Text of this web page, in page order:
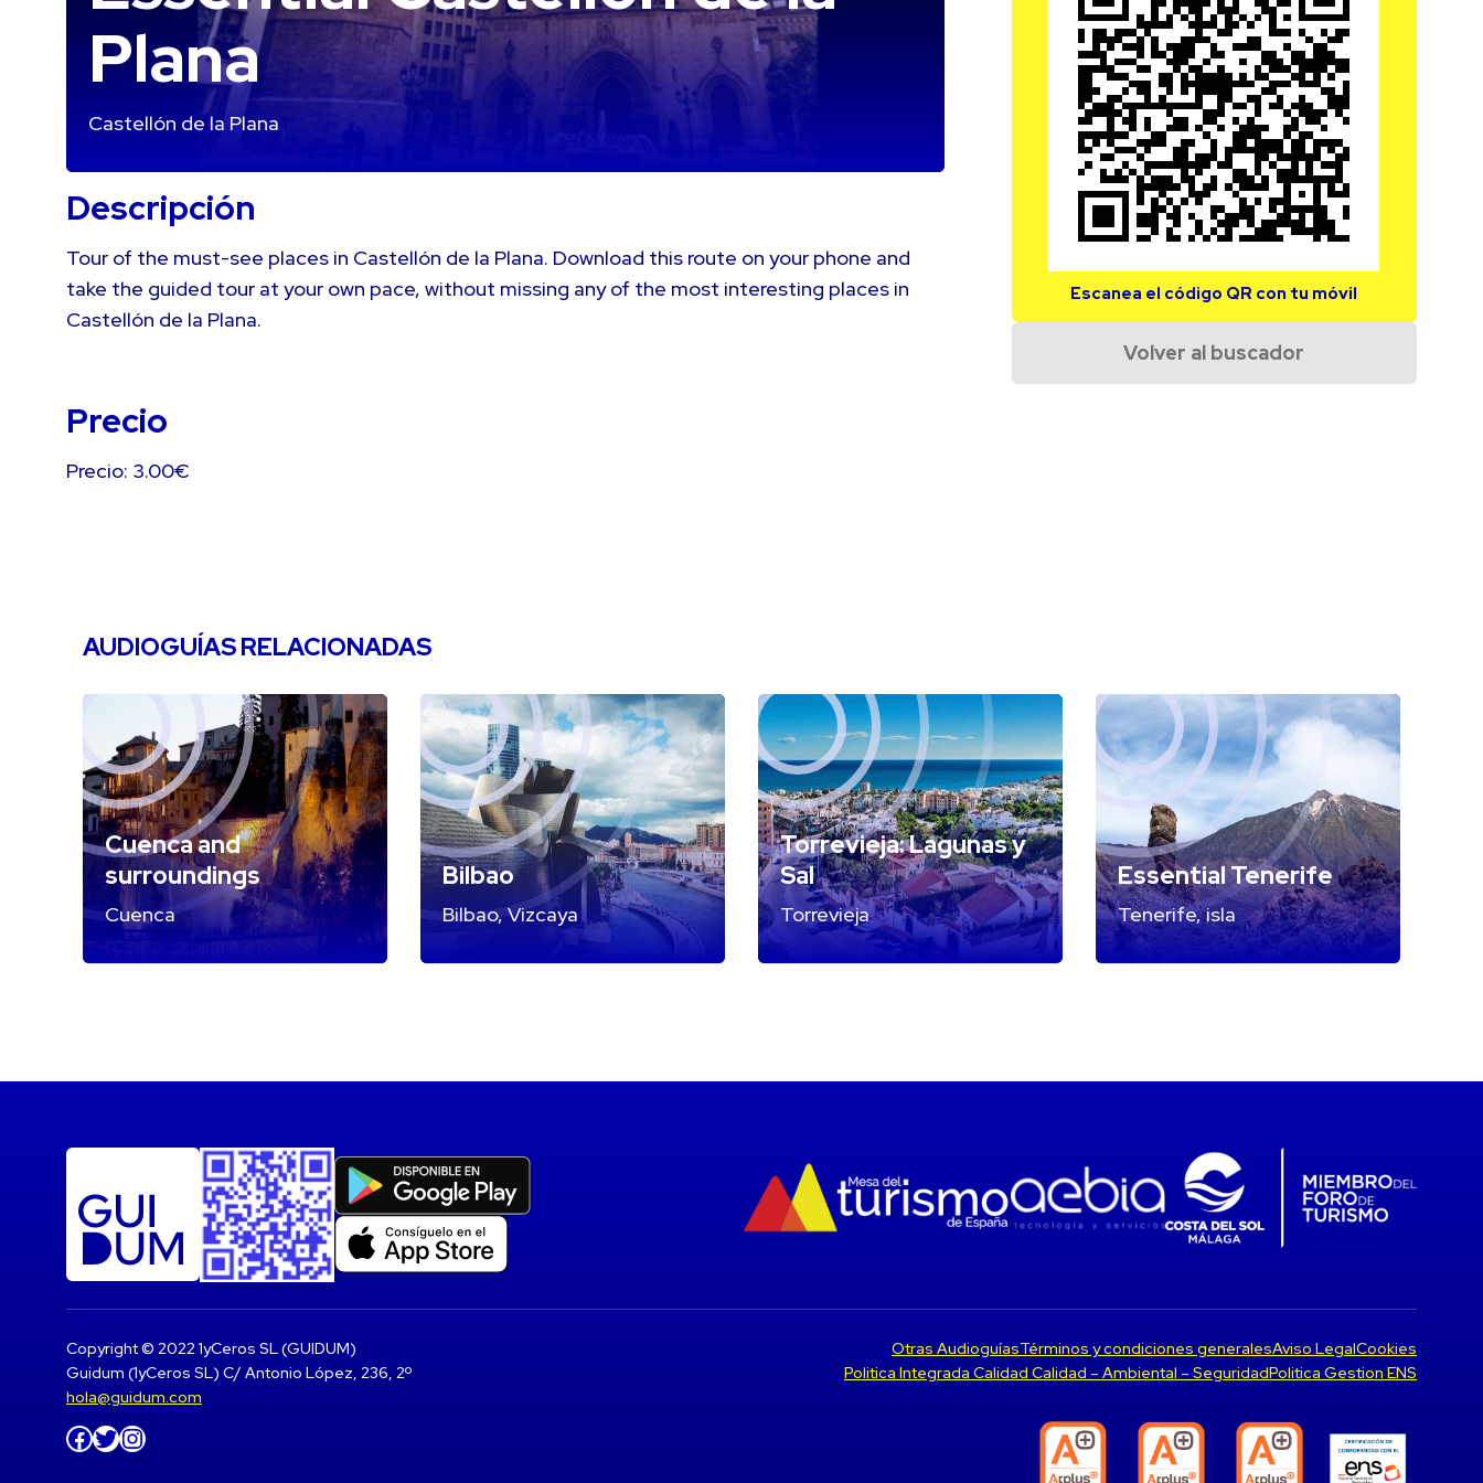
Plana
Castellón de la Plana
Descripción
Tour of the must-see places in Castellón de la Plana. Download this route on your phone and
take the guided tour at your own pace, without missing any of the most interesting places in
Castellón de la Plana.
Precio
Precio: 3.00€
Escanea el código QR con tu móvil
Volver al buscador
AUDIOGUÍAS RELACIONADAS
Cuenca and
surroundings
Cuenca
Bilbao
Bilbao, Vizcaya
Torrevieja: Lagunas y
Sal
Torrevieja
Essential Tenerife
Tenerife, isla
Copyright © 2022 1yCeros SL (GUIDUM)
Guidum (1yCeros SL) C/ Antonio López, 236, 2º
hola@guidum.com
Facebook Twitter Instagram
Otras AudioguíasTérminos y condiciones generalesAviso LegalCookies
Politica Integrada Calidad Calidad – Ambiental – SeguridadPolitica Gestion ENS